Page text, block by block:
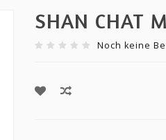
SHAN CHAT
Noch keine